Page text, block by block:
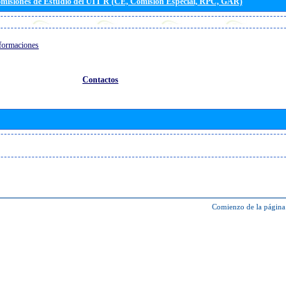
Contactos
Comienzo de la página